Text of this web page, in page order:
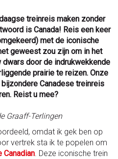
treinreis maken zonder
is Canada! Reis een keer
met de iconische
geweest zou zijn om in het
door de indrukwekkende
prairie te reizen. Onze
Canadese treinreis
Reist u mee?
Graaff-Terlingen
omdat ik gek ben op
vertrek sta ik te popelen om
Canadian. Deze iconische trein